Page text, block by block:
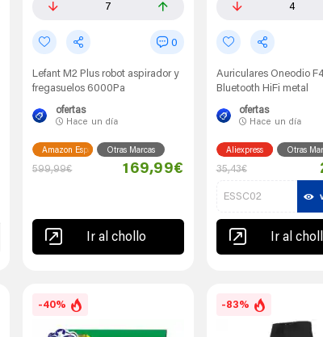
7
0
Lefant M2 Plus robot aspirador y
fregasuelos 6000Pa
ofertas
Hace un día
Amazon España Otras Marcas
599,99€ 169,99€
Ir al chollo
4
Auriculares Oneodio
Bluetooth HiFi metal
ofertas
Hace un día
Aliexpress Otras
35,43€
ESSC02
Ir al
-40% -83%